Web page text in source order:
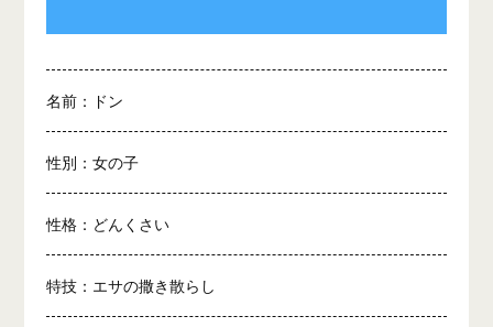
名前：ドン
性別：女の子
性格：どんくさい
特技：エサの撒き散らし